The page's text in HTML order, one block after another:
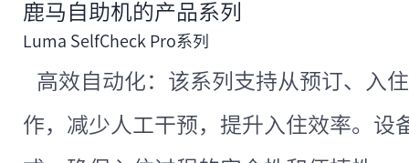
鹿马自助机的产品系列
Luma SelfCheck Pro系列
高效自动化：该系列支持从预订、入
作，减少人工干预，提升入住效率。设